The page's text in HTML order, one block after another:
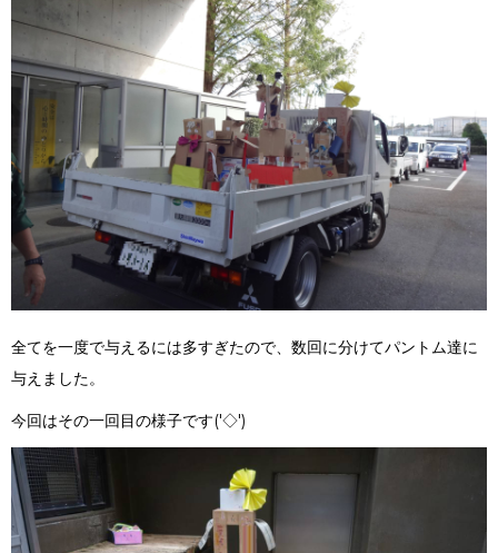
全てを一度で与えるには多すぎたので、数回に分けてパントム達に
与えました。
今回はその一回目の様子です('◇')ゞ